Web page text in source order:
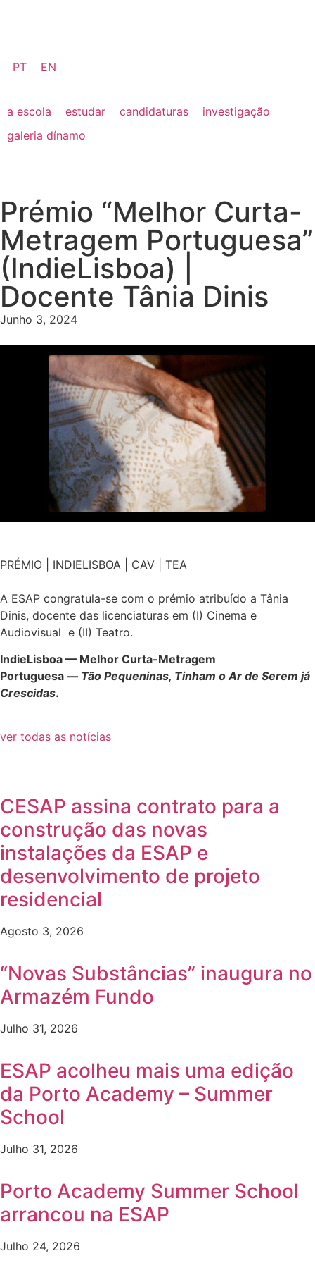
PT EN
a escola estudar candidaturas
investigação
galeria dínamo
Prémio “Melhor Curta-
Metragem Portuguesa”
(IndieLisboa) |
Docente Tânia Dinis
Junho 3, 2024
PRÉMIO | INDIELISBOA | CAV | TEA
A ESAP congratula-se com o prémio atribuído a Tânia
Dinis, docente das licenciaturas em (I) Cinema e
Audiovisual e (II) Teatro.
IndieLisboa — Melhor Curta-Metragem
Portuguesa — Tão Pequeninas, Tinham o Ar de Serem já
Crescidas.
ver todas as notícias
CESAP assina contrato para a
construção das novas
instalações da ESAP e
desenvolvimento de projeto
residencial
Agosto 3, 2026
“Novas Substâncias” inaugura no
Armazém Fundo
Julho 31, 2026
ESAP acolheu mais uma edição
da Porto Academy – Summer
School
Julho 31, 2026
Porto Academy Summer School
arrancou na ESAP
Julho 24, 2026